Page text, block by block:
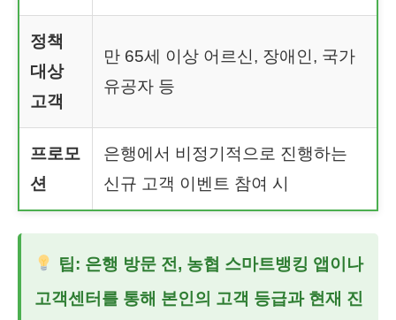
정책
대상
고객
만 65세 이상 어르신, 장애인, 국가
유공자 등
프로모
션
은행에서 비정기적으로 진행하는
신규 고객 이벤트 참여 시
팁: 은행 방문 전, 농협 스마트뱅킹 앱이나
고객센터를 통해 본인의 고객 등급과 현재 진